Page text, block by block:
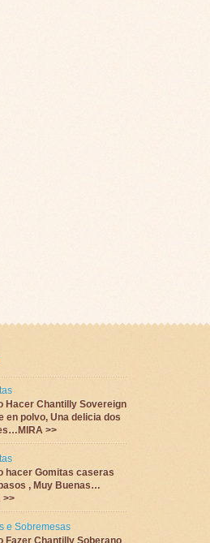
Hacer Chantilly Sovereign
en polvo, Una delicia dos
>>
hacer Gomitas caseras
, Muy Buenas…
>>
e Sobremesas